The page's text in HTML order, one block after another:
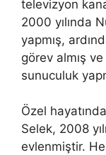
televizyon
2000 yılında
yapmış,
görev almış
sunuculuk
Özel
Selek, 2008
evlenmiştir.